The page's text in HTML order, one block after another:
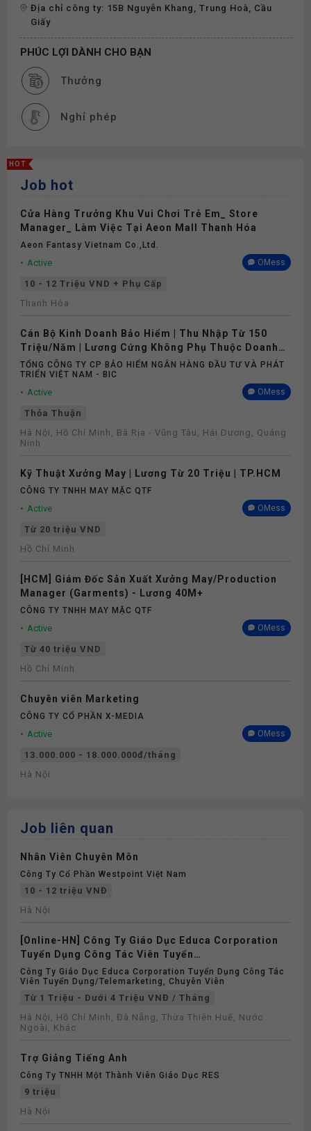
Địa chỉ công ty: 15B Nguyễn Khang, Trung Hoà, Cầu
Giấy
PHÚC LỢI DÀNH CHO BẠN
Thưởng
Nghỉ phép
HOT
Job hot
Cửa Hàng Trưởng Khu Vui Chơi Trẻ Em_ Store
Manager_ Làm Việc Tại Aeon Mall Thanh Hóa
Aeon Fantasy Vietnam Co.,ltd.
Active OMess
10 - 12 Triệu VND + Phụ Cấp
Thanh Hóa
Cán Bộ Kinh Doanh Bảo Hiểm | Thu Nhập Từ 150
Triệu/Năm | Lương Cứng Không Phụ Thuộc Doanh
Số
TỔNG CÔNG TY CP BẢO HIỂM NGÂN HÀNG ĐẦU TƯ VÀ PHÁT
TRIỂN VIỆT NAM - BIC
Active OMess
Thỏa Thuận
Hà Nội, Hồ Chí Minh, Bà Rịa - Vũng Tàu, Hải Dương, Quảng
Ninh
Kỹ Thuật Xưởng May | Lương Từ 20 Triệu | TP.HCM
CÔNG TY TNHH MAY MẶC QTF
Active OMess
Từ 20 triệu VND
Hồ Chí Minh
[HCM] Giám Đốc Sản Xuất Xưởng May/Production
Manager (Garments) - Lương 40M+
CÔNG TY TNHH MAY MẶC QTF
Active OMess
Từ 40 triệu VND
Hồ Chí Minh
Chuyên viên Marketing
CÔNG TY CỔ PHẦN X-MEDIA
Active OMess
13.000.000 - 18.000.000đ/tháng
Hà Nội
Job liên quan
Nhân Viên Chuyên Môn
Công Ty Cổ Phần Westpoint Việt Nam
10 - 12 triệu VNĐ
Hà Nội
[Online-HN] Công Ty Giáo Dục Educa Corporation
Tuyển Dụng Công Tác Viên Tuyển
Dụng/Telemarketing, Chuyên Viên Tuyển Dụng
Part-time 2026
Công Ty Giáo Dục Educa Corporation Tuyển Dụng Công Tác
Viên Tuyển Dụng/Telemarketing, Chuyên Viên
Từ 1 Triệu - Dưới 4 Triệu VNĐ / Tháng
Hà Nội, Hồ Chí Minh, Đà Nẵng, Thừa Thiên Huế, Nước
Ngoài, Khác
Trợ Giảng Tiếng Anh
Công Ty TNHH Một Thành Viên Giáo Dục RES
9 triệu
Hà Nội